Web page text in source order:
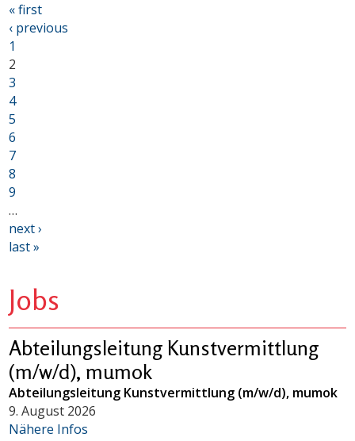
« first
‹ previous
1
2
3
4
5
6
7
8
9
…
next ›
last »
Jobs
Abteilungsleitung Kunstvermittlung
(m/w/d), mumok
Abteilungsleitung Kunstvermittlung (m/w/d), mumok
9. August 2026
Nähere Infos